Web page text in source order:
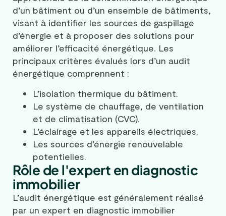
d’un bâtiment ou d’un ensemble de bâtiments,
visant à identifier les sources de gaspillage
d’énergie et à proposer des solutions pour
améliorer l’efficacité énergétique. Les
principaux critères évalués lors d’un audit
énergétique comprennent :
L’isolation thermique du bâtiment.
Le système de chauffage, de ventilation
et de climatisation (CVC).
L’éclairage et les appareils électriques.
Les sources d’énergie renouvelable
potentielles.
Rôle de l'expert en diagnostic
immobilier
L’audit énergétique est généralement réalisé
par un expert en diagnostic immobilier